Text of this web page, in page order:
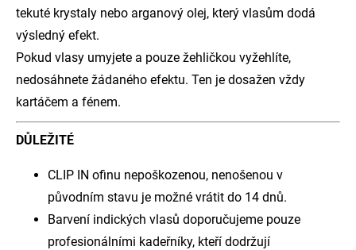
tekuté krystaly nebo arganový olej, který vlasům dodá
výsledný efekt.
Pokud vlasy umyjete a pouze žehličkou vyžehlíte,
nedosáhnete žádaného efektu. Ten je dosažen vždy
kartáčem a fénem.
DŮLEŽITÉ
CLIP IN ofinu nepoškozenou, nenošenou v
původním stavu je možné vrátit do 14 dnů.
Barvení indických vlasů doporučujeme pouze
profesionálními kadeřníky, kteří dodržují